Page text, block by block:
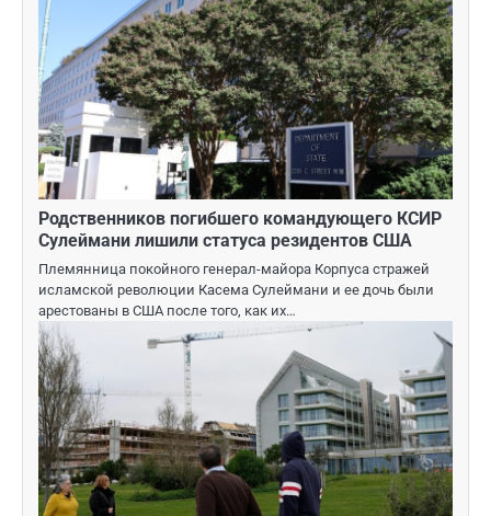
Родственников погибшего командующего КСИР
Сулеймани лишили статуса резидентов США
Племянница покойного генерал-майора Корпуса стражей
исламской революции Касема Сулеймани и ее дочь были
арестованы в США после того, как их…